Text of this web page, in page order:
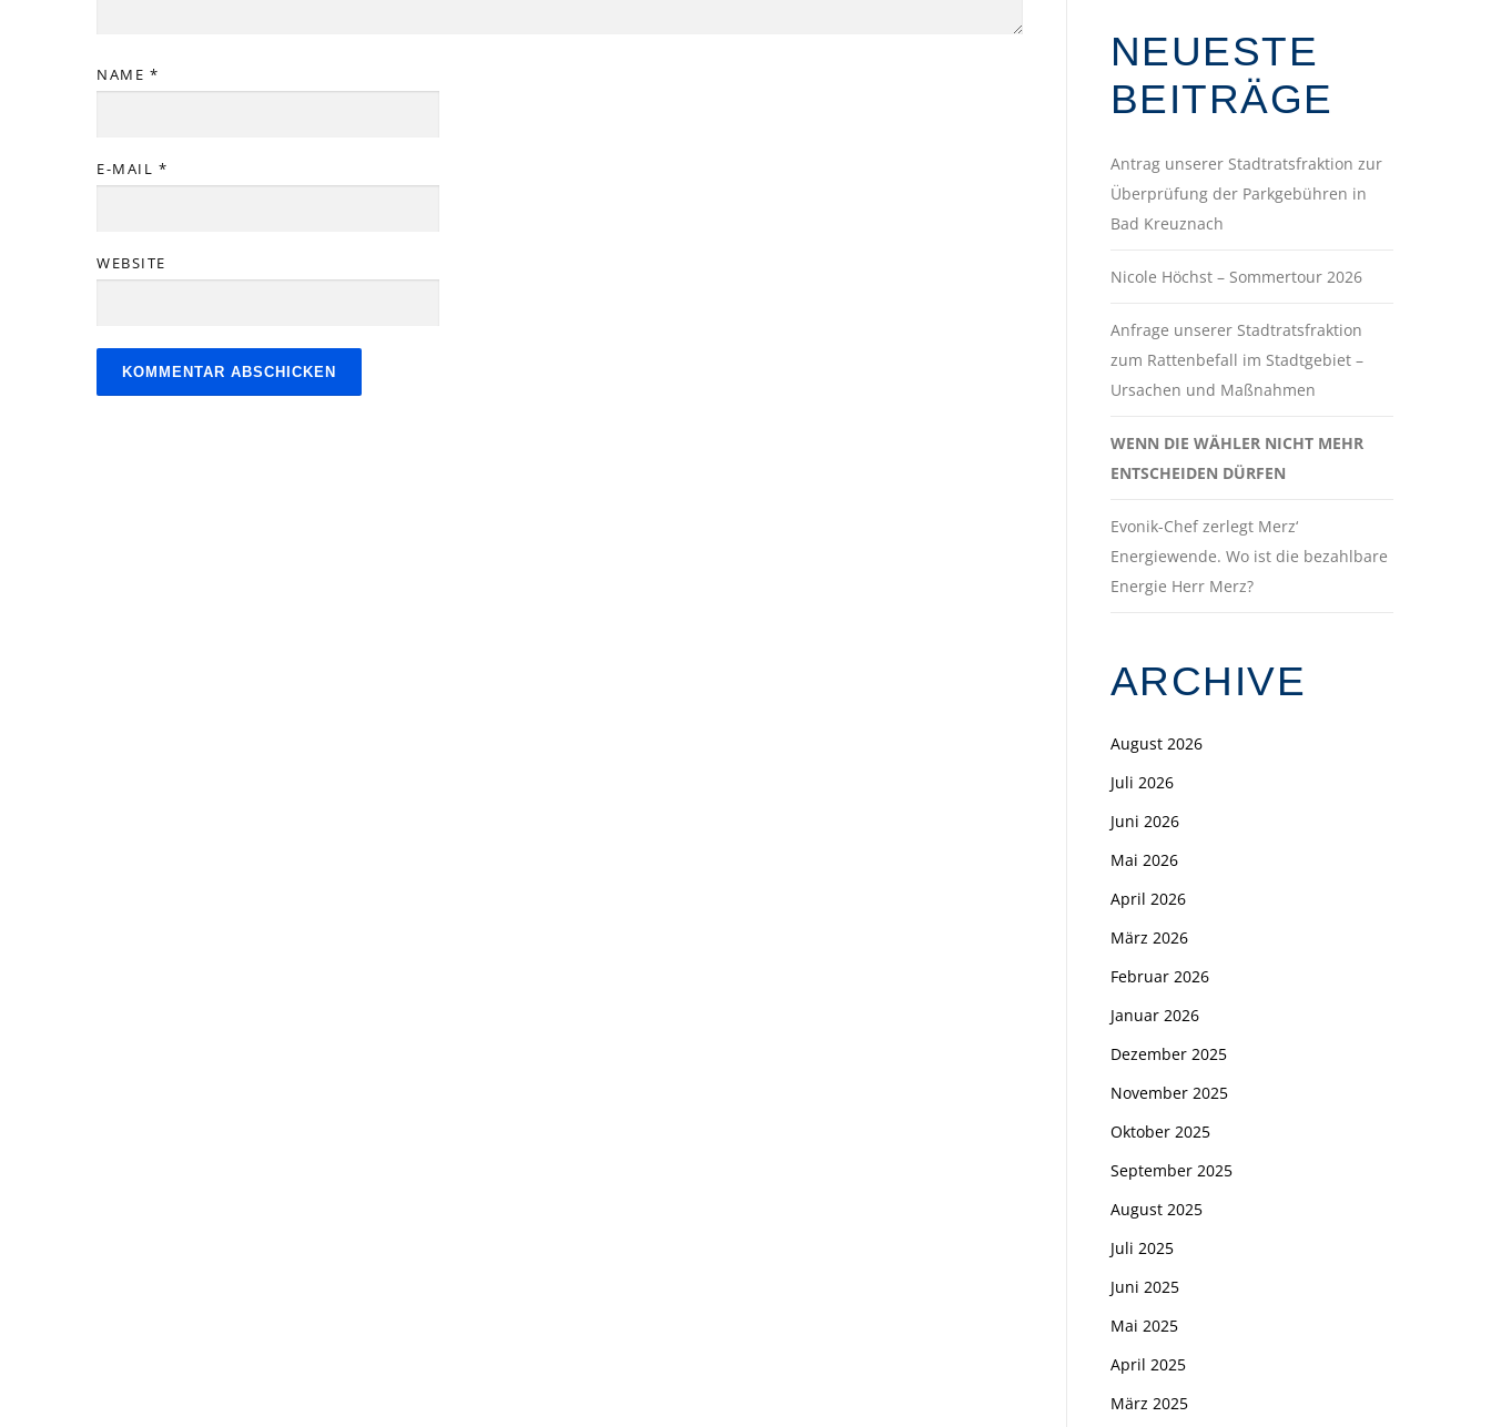
NAME *
E-MAIL *
WEBSITE
NEUESTE
BEITRÄGE
Antrag unserer Stadtratsfraktion zur
Überprüfung der Parkgebühren in
Bad Kreuznach
Nicole Höchst – Sommertour 2026
Anfrage unserer Stadtratsfraktion
zum Rattenbefall im Stadtgebiet –
Ursachen und Maßnahmen
WENN DIE WÄHLER NICHT MEHR
ENTSCHEIDEN DÜRFEN
Evonik-Chef zerlegt Merz‘
Energiewende. Wo ist die bezahlbare
Energie Herr Merz?
ARCHIVE
August 2026
Juli 2026
Juni 2026
Mai 2026
April 2026
März 2026
Februar 2026
Januar 2026
Dezember 2025
November 2025
Oktober 2025
September 2025
August 2025
Juli 2025
Juni 2025
Mai 2025
April 2025
März 2025